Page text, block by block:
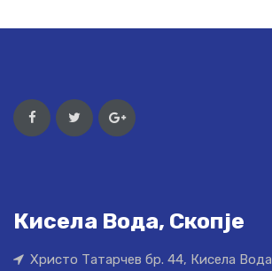
Кисела Вода, Скопје
Христо Татарчев бр. 44, Кисела Вода